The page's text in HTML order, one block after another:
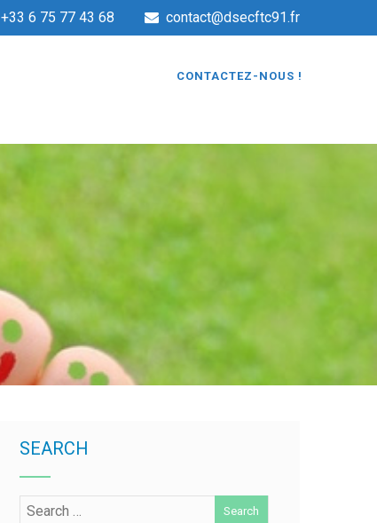
+33 6 75 77 43 68 contact@dsecftc91.fr
CONTACTEZ-NOUS !
SEARCH